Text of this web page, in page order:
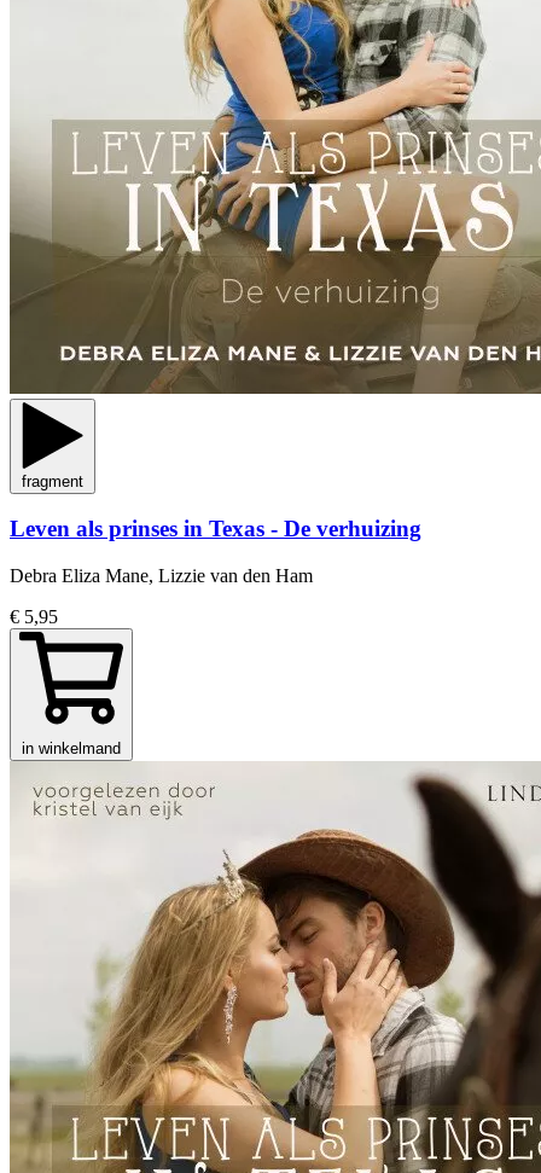
fragment
Leven als prinses in Texas - De verhuizing
Debra Eliza Mane, Lizzie van den Ham
€ 5,95
in winkelmand